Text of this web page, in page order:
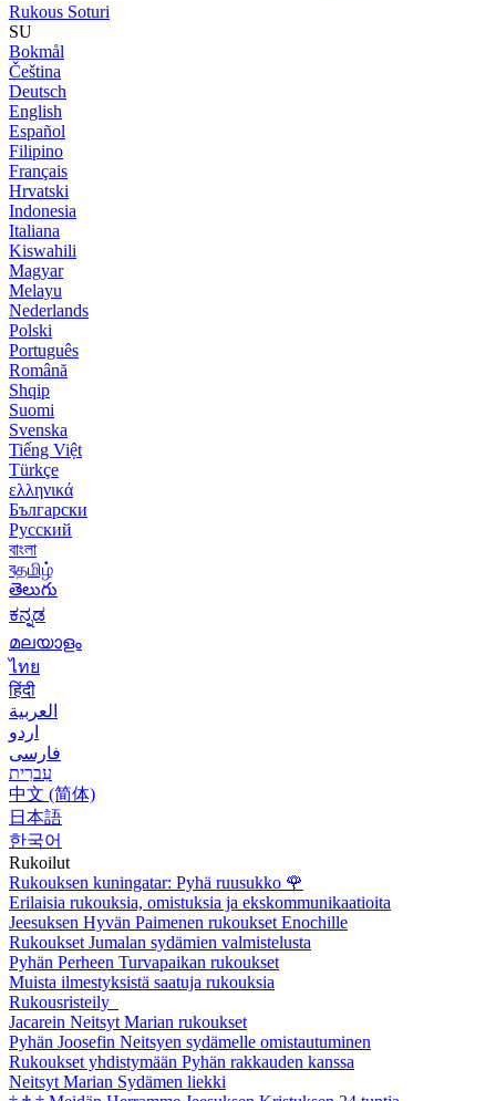
Rukous Soturi
SU
Bokmål
Čeština
Deutsch
English
Español
Filipino
Français
Hrvatski
Indonesia
Italiana
Kiswahili
Magyar
Melayu
Nederlands
Polski
Português
Română
Shqip
Suomi
Svenska
Tiếng Việt
Türkçe
ελληνικά
Български
Русский
বাংলা
বதமிழ்
తెలుగు
ಕನ್ನಡ
മലയാളം
ไทย
हिंदी
العربية
اردو
فارسی
עִברִית
中文 (简体)
日本語
한국어
Rukoilut
Rukouksen kuningatar: Pyhä ruusukko 🌹
Erilaisia rukouksia, omistuksia ja ekskommunikaatioita
Jeesuksen Hyvän Paimenen rukoukset Enochille
Rukoukset Jumalan sydämien valmistelusta
Pyhän Perheen Turvapaikan rukoukset
Muista ilmestyksistä saatuja rukouksia
Rukousristeily
Jacarein Neitsyt Marian rukoukset
Pyhän Joosefin Neitsyen sydämelle omistautuminen
Rukoukset yhdistymään Pyhän rakkauden kanssa
Neitsyt Marian Sydämen liekki